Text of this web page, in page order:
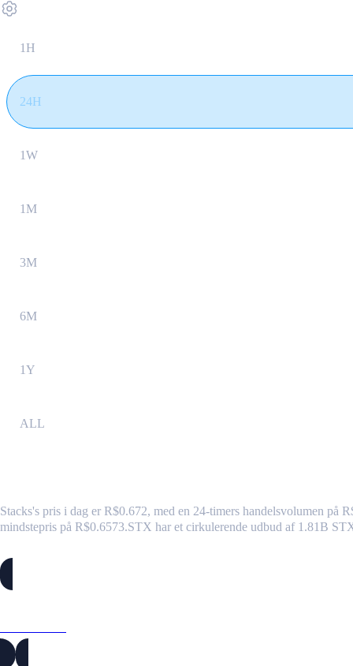
1H
24H
1W
1M
3M
6M
1Y
ALL
Stacks's pris i dag er R$0.672, med en 24-timers handelsvolumen på
mindstepris på R$0.6573.STX har et cirkulerende udbud af 1.81B
Populære Stacks-konverteringspar